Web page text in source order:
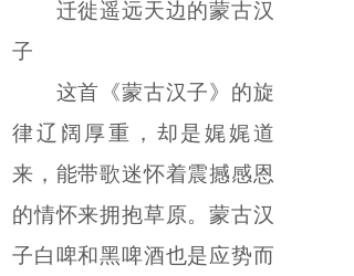
迁徙遥远天边的蒙古汉
子
这首《蒙古汉子》的旋
律辽阔厚重，却是娓娓道
来，能带歌迷怀着震撼感恩
的情怀来拥抱草原。蒙古汉
子白啤和黑啤酒也是应势而